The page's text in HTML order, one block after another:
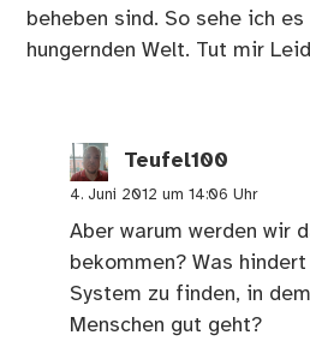
beheben sind. So sehe ich
hungernden Welt. Tut mir
Teufel100
4. Juni 2012 um 14:06 Uhr
Aber warum werden wir
bekommen? Was
System zu finden, in
Menschen gut geht?